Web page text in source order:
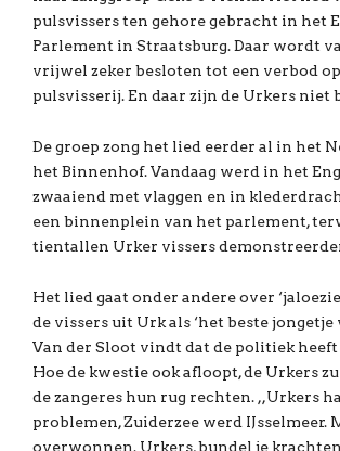
pulsvissers ten gehore gebracht in het
Parlement in Straatsburg. Daar wordt
vrijwel zeker besloten tot een verbod
pulsvisserij. En daar zijn de Urkers niet
De groep zong het lied eerder al in het
het Binnenhof. Vandaag werd in het
zwaaiend met vlaggen en in
een binnenplein van het parlement,
tientallen Urker vissers
Het lied gaat onder andere over
de vissers uit Urk als ‘het beste jongetje
Van der Sloot vindt dat de politiek heeft
Hoe de kwestie ook afloopt, de Urkers
de zangeres hun rug rechten. ,,Urkers
problemen, Zuiderzee werd IJsselmeer.
overwonnen. Urkers, bundel je krachten